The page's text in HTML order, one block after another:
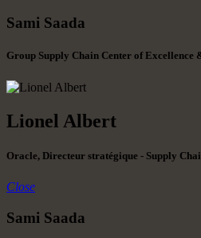
Sami Saada
Group Supply Chain Center of Excellence
Lionel Albert
Oracle, Directeur stratégique - Supply
Close
Sami Saada